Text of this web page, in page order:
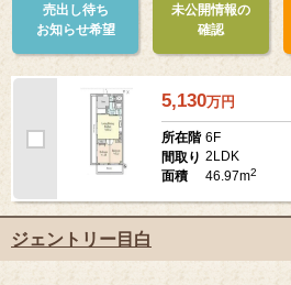
売出し待ち
お知らせ希望
未公開情報の
確認
5,130万円
所在階 6F
間取り 2LDK
面積
46.97m2
ジェントリー目白